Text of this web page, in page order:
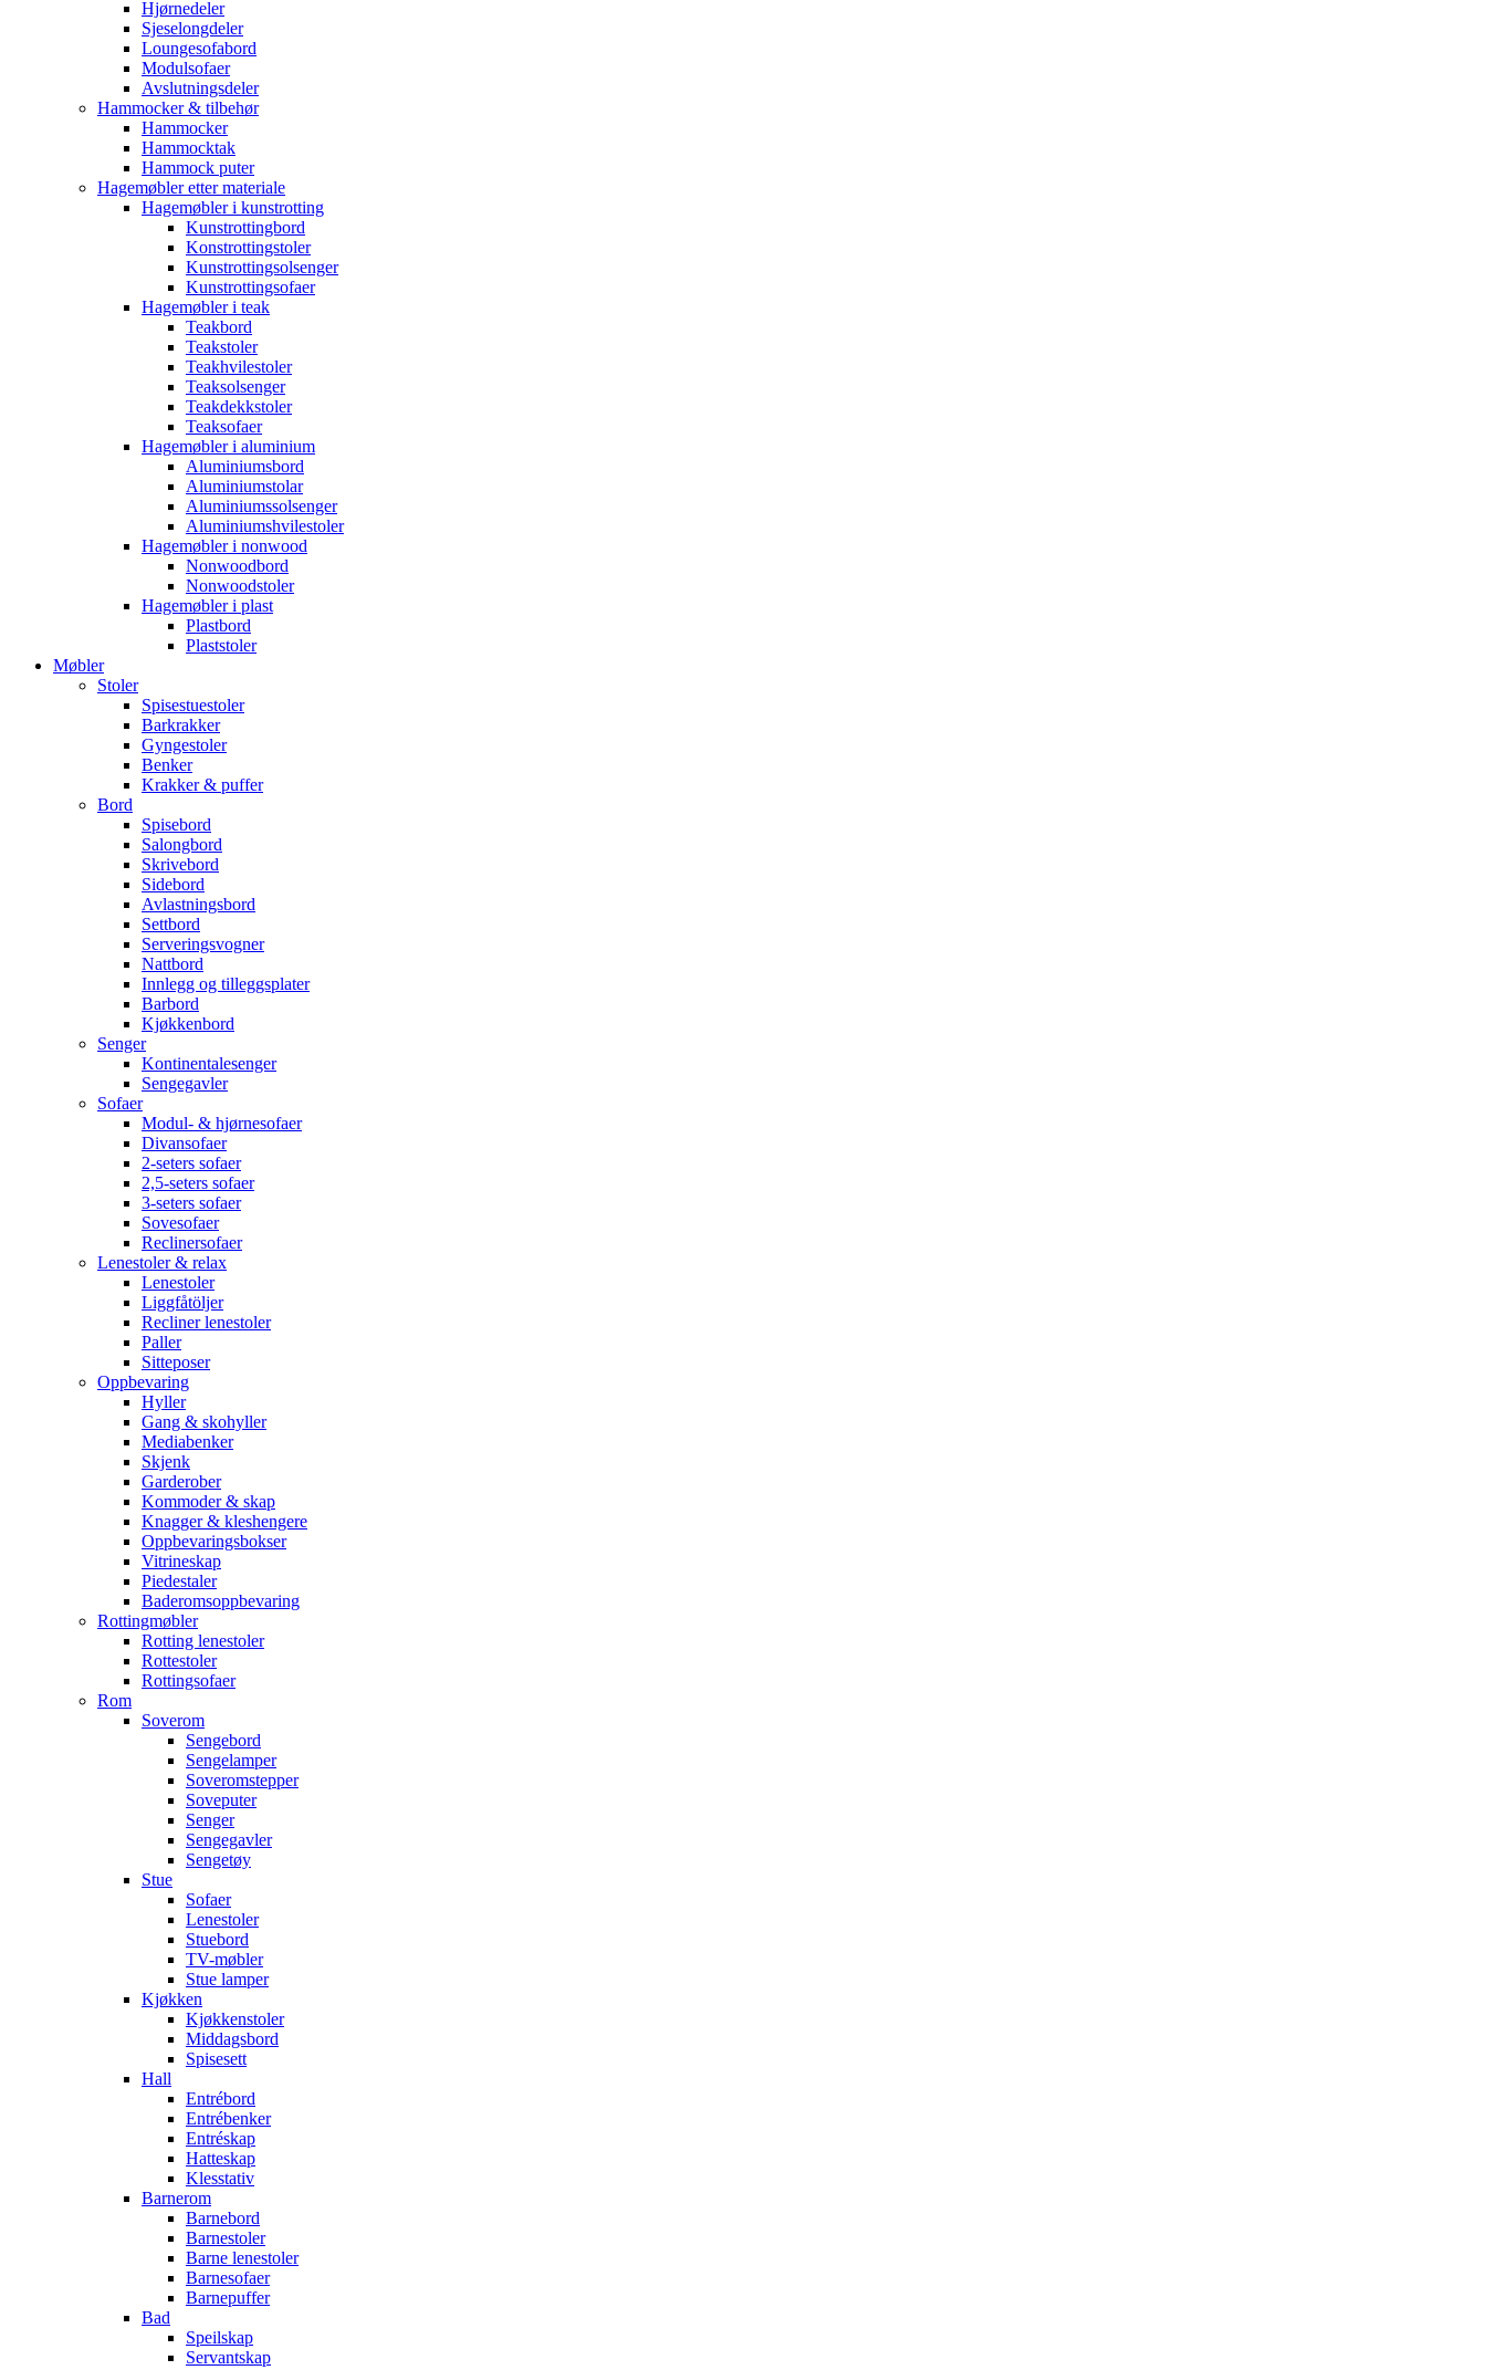
Hjørnedeler
Sjeselongdeler
Loungesofabord
Modulsofaer
Avslutningsdeler
Hammocker & tilbehør
Hammocker
Hammocktak
Hammock puter
Hagemøbler etter materiale
Hagemøbler i kunstrotting
Kunstrottingbord
Konstrottingstoler
Kunstrottingsolsenger
Kunstrottingsofaer
Hagemøbler i teak
Teakbord
Teakstoler
Teakhvilestoler
Teaksolsenger
Teakdekkstoler
Teaksofaer
Hagemøbler i aluminium
Aluminiumsbord
Aluminiumstolar
Aluminiumssolsenger
Aluminiumshvilestoler
Hagemøbler i nonwood
Nonwoodbord
Nonwoodstoler
Hagemøbler i plast
Plastbord
Plaststoler
Møbler
Stoler
Spisestuestoler
Barkrakker
Gyngestoler
Benker
Krakker & puffer
Bord
Spisebord
Salongbord
Skrivebord
Sidebord
Avlastningsbord
Settbord
Serveringsvogner
Nattbord
Innlegg og tilleggsplater
Barbord
Kjøkkenbord
Senger
Kontinentalesenger
Sengegavler
Sofaer
Modul- & hjørnesofaer
Divansofaer
2-seters sofaer
2,5-seters sofaer
3-seters sofaer
Sovesofaer
Reclinersofaer
Lenestoler & relax
Lenestoler
Liggfåtöljer
Recliner lenestoler
Paller
Sitteposer
Oppbevaring
Hyller
Gang & skohyller
Mediabenker
Skjenk
Garderober
Kommoder & skap
Knagger & kleshengere
Oppbevaringsbokser
Vitrineskap
Piedestaler
Baderomsoppbevaring
Rottingmøbler
Rotting lenestoler
Rottestoler
Rottingsofaer
Rom
Soverom
Sengebord
Sengelamper
Soveromstepper
Soveputer
Senger
Sengegavler
Sengetøy
Stue
Sofaer
Lenestoler
Stuebord
TV-møbler
Stue lamper
Kjøkken
Kjøkkenstoler
Middagsbord
Spisesett
Hall
Entrébord
Entrébenker
Entréskap
Hatteskap
Klesstativ
Barnerom
Barnebord
Barnestoler
Barne lenestoler
Barnesofaer
Barnepuffer
Bad
Speilskap
Servantskap